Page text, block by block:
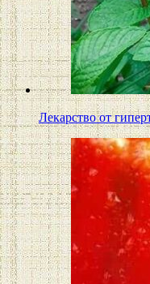
Лекарство от